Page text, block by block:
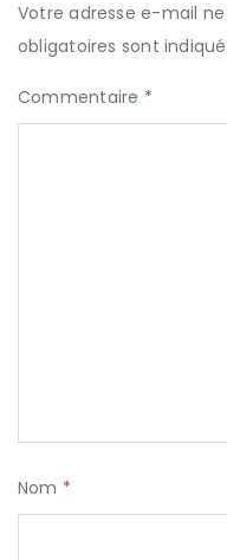
Votre adresse e-mail
obligatoires sont
Commentaire *
Nom *